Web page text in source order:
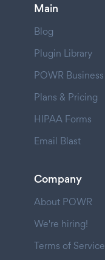
Main
Blog
Plugin Library
POWR Business
Plans & Pricing
HIPAA Forms
Email Blast
Company
About POWR
We're hiring!
Terms of Service